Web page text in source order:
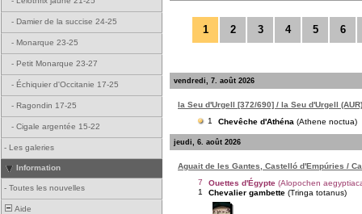
- Damier de la succise 24-25
- Monarque 23-25
- Petit Monarque 23-27
- Échiquier d'Occitanie 17-25
- Ragondin 17-25
- Cigale argentée 15-22
- Les galeries
Information
- Toutes les nouvelles
Aide
1 2 3 4 5 6
vendredi, 7. août 2026
la Seu d'Urgell [372/690] / la Seu d'Urgell (AUR)
1
Chevêche d'Athéna (Athene noctua)
jeudi, 6. août 2026
Aguait de les Gantes, Castelló d'Empúries /
7
Ouettes d'Égypte (Alopochen
1
Chevalier gambette (Tringa totanus)